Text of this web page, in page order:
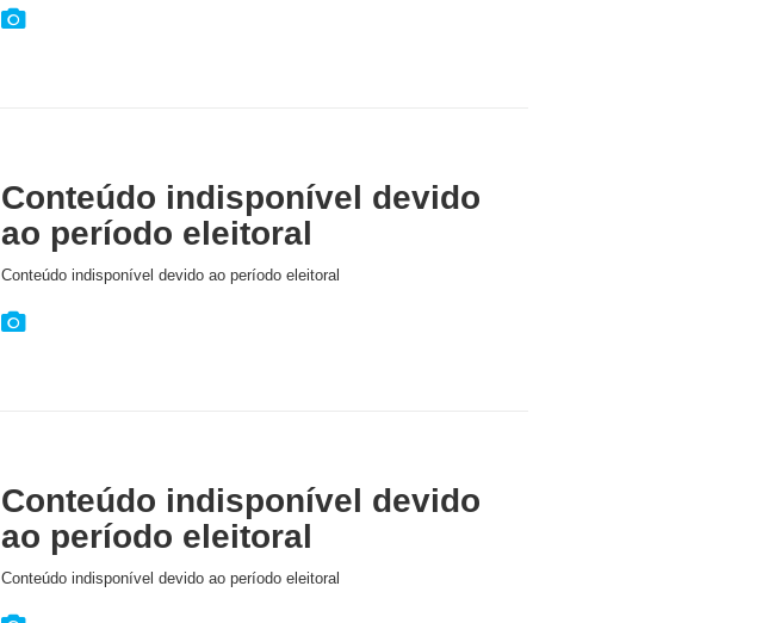
Conteúdo indisponível devido
ao período eleitoral
Conteúdo indisponível devido ao período eleitoral
Conteúdo indisponível devido
ao período eleitoral
Conteúdo indisponível devido ao período eleitoral